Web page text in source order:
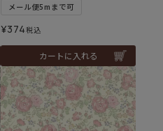
メール便5mまで可
¥374税込
カートに入れる